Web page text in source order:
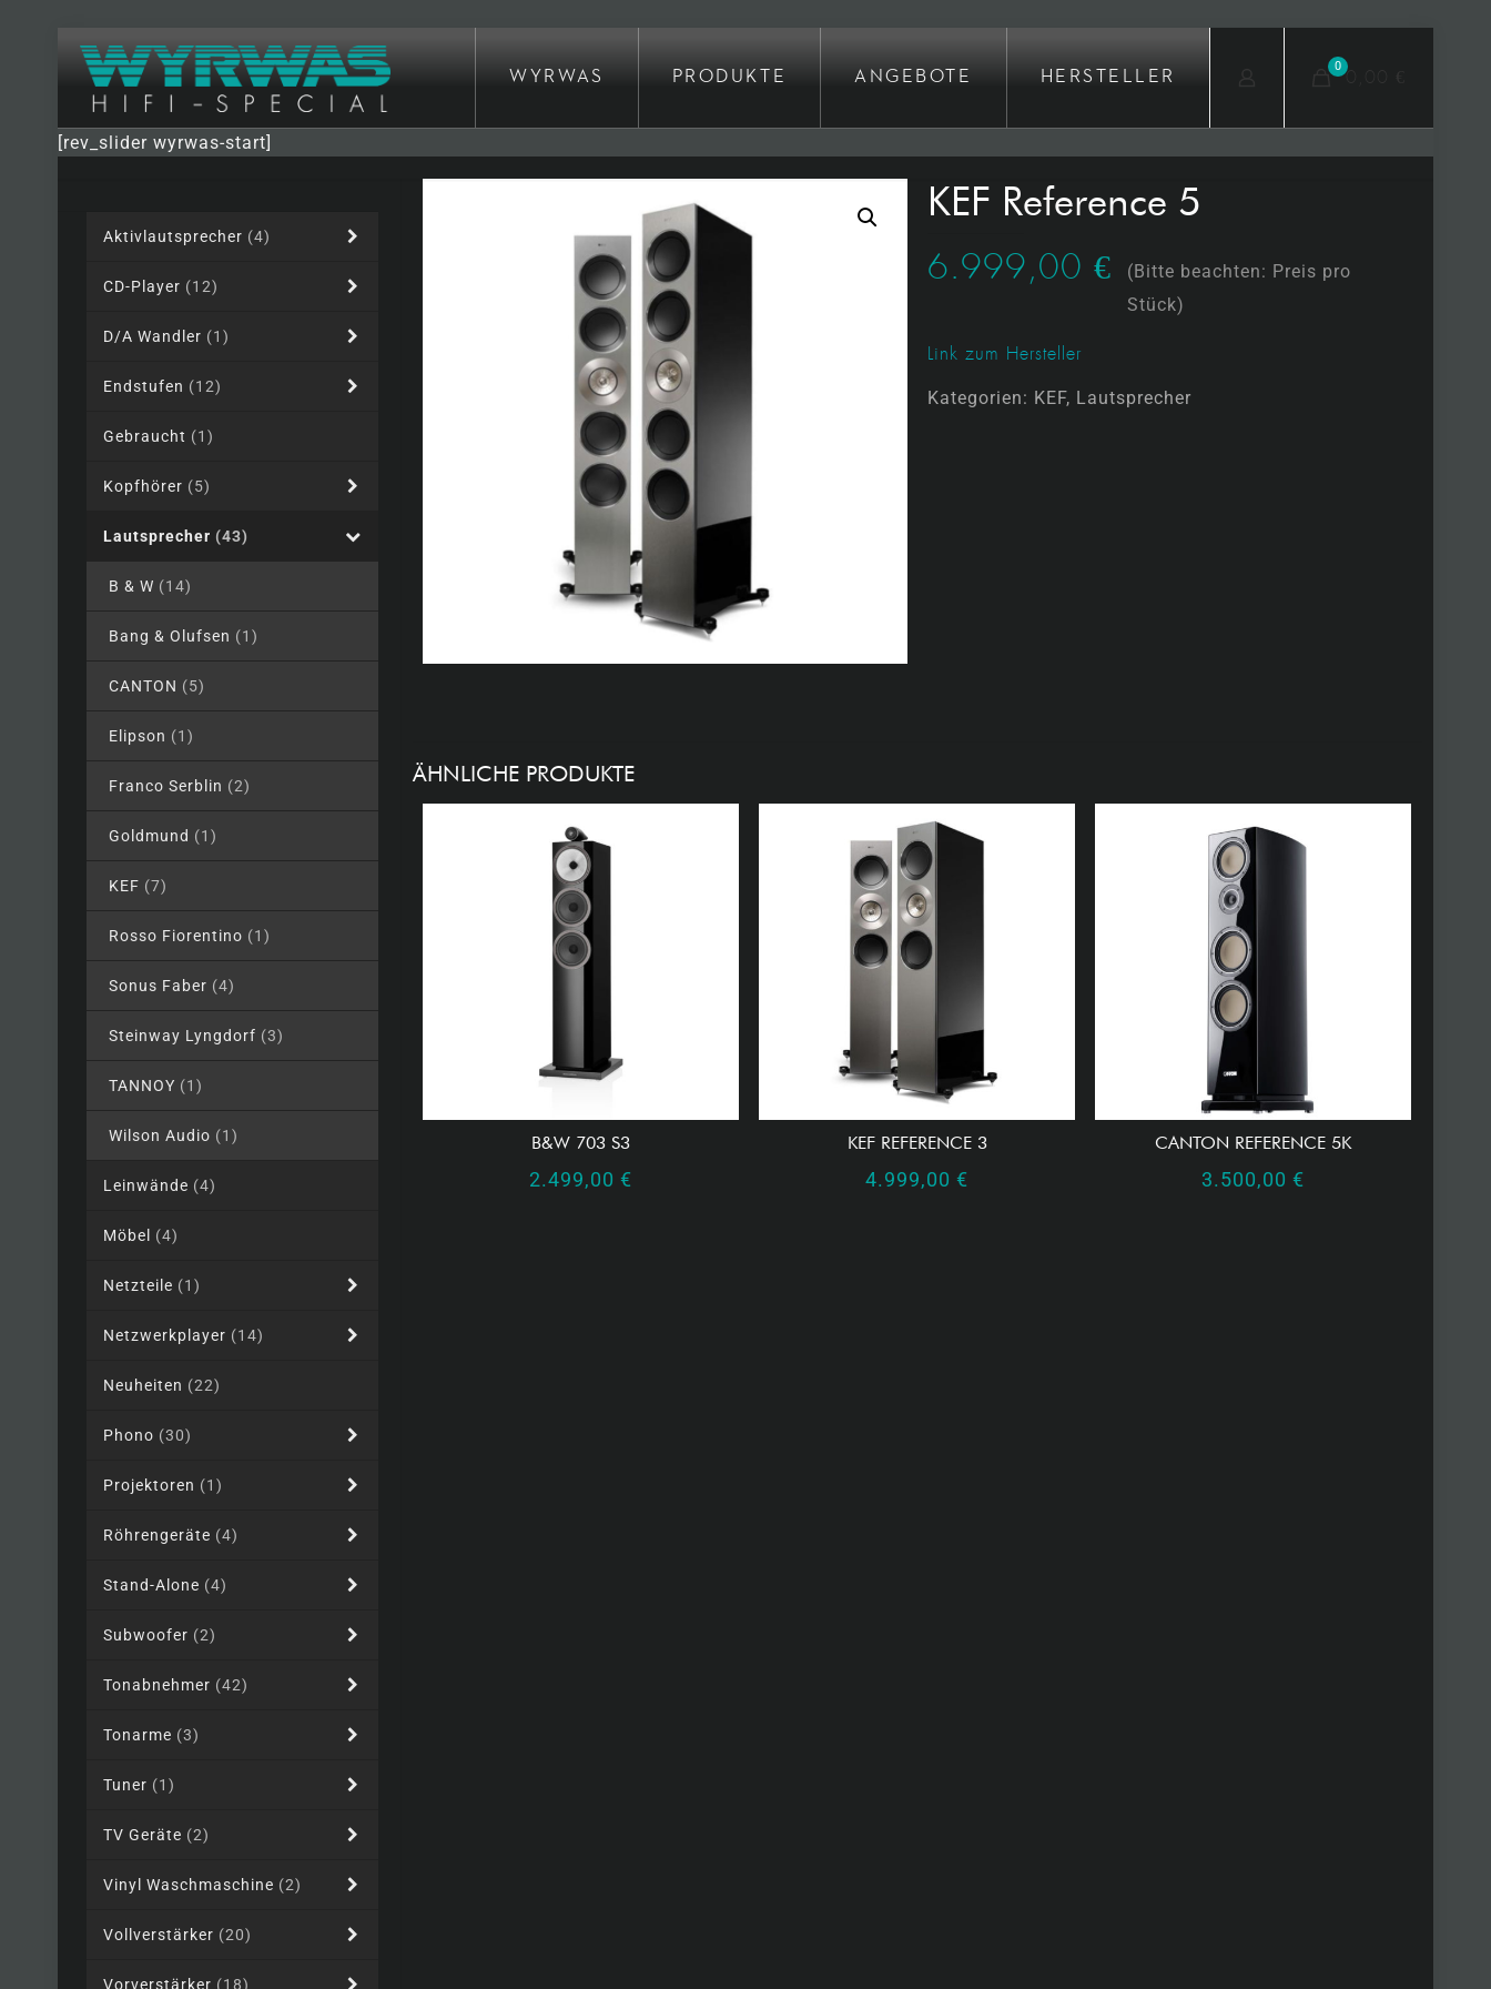
WYRWAS PRODUKTE ANGEBOTE HERSTELLER
0 0,00 €
[rev_slider wyrwas-start]
KEF Reference 5
6.999,00€
(Bitte beachten: Preis pro
Stück)
Link zum Hersteller
Kategorien: KEF, Lautsprecher
ÄHNLICHE PRODUKTE
B&W 703 S3
2.499,00 €
KEF REFERENCE 3
4.999,00 €
CANTON REFERENCE 5K
3.500,00 €
Aktivlautsprecher (4)
CD-Player (12)
D/A Wandler (1)
Endstufen (12)
Gebraucht (1)
Kopfhörer (5)
Lautsprecher (43)
B & W (14)
Bang & Olufsen (1)
CANTON (5)
Elipson (1)
Franco Serblin (2)
Goldmund (1)
KEF (7)
Rosso Fiorentino (1)
Sonus Faber (4)
Steinway Lyngdorf (3)
TANNOY (1)
Wilson Audio (1)
Leinwände (4)
Möbel (4)
Netzteile (1)
Netzwerkplayer (14)
Neuheiten (22)
Phono (30)
Projektoren (1)
Röhrengeräte (4)
Stand-Alone (4)
Subwoofer (2)
Tonabnehmer (42)
Tonarme (3)
Tuner (1)
TV Geräte (2)
Vinyl Waschmaschine (2)
Vollverstärker (20)
Vorverstärker (18)